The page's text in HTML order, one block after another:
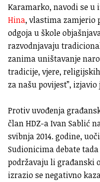
Karamarko, navodi se u
Hina, vlastima zamjerio
odgoja u škole
razvodnjavaju
zanima uništavanje
tradicije, vjere,
za našu povijest”,
Protiv uvođenja
član HDZ-a Ivan Sablić
svibnja 2014. godine,
Sudionicima debate
podržavaju li građanski
izrazio se negativno